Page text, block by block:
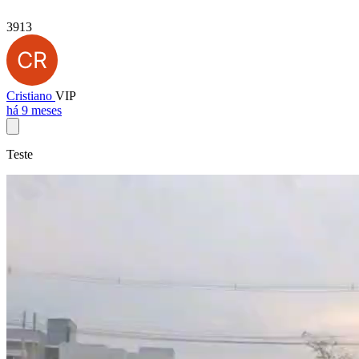
3913
Cristiano VIP
há 9 meses
Teste